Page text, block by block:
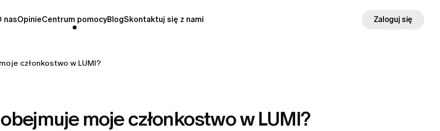
nasOpinieCentrum pomocyBlogSkontaktuj się z nami Zaloguj się
członkostwo w LUMI?
moje członkostwo w LUMI?